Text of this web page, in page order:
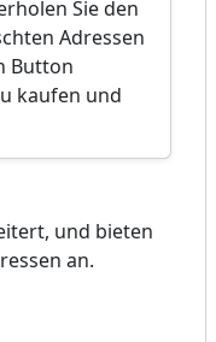
Sie den
Adressen
Button
kaufen und
und bieten
an.